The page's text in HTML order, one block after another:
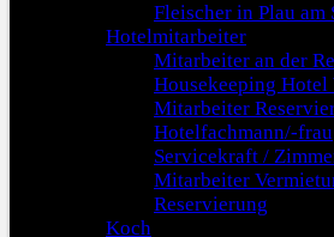
Fleischer in Plau am
Hotelmitarbeiter
Mitarbeiter an der
Housekeeping
Mitarbeiter
Hotelfachmann/-frau
Servicekraft /
Mitarbeiter
Reservierung
Koch